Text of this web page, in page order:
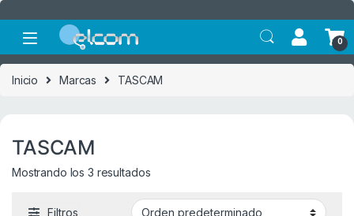
0
Inicio Marcas TASCAM
TASCAM
Mostrando los 3 resultados
Filtros